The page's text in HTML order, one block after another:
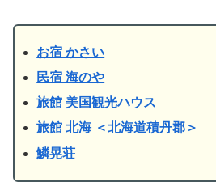
お宿 かさい
民宿 海のや
旅館 美国観光ハウス
旅館 北海 ＜北海道積丹郡＞
鱗晃荘